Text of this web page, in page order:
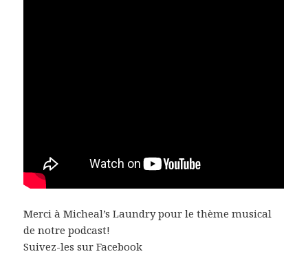
Merci à Micheal’s Laundry pour le thème musical
de notre podcast!
Suivez-les sur Facebook